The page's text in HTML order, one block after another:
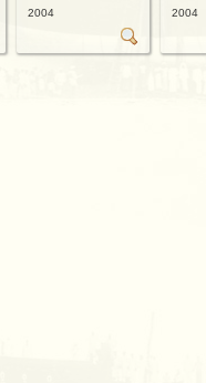
2004 2004